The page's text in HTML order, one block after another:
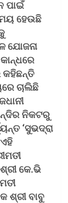
ପାଇଁ
ହେଉଛି
ଯୋଜନା
କହିଛନ୍ତି
ଚାଲିଛି
ନିକଟରୁ
‘ସୁଭଦ୍ରା
କେ.ଭି
ଶ୍ରୀ ବାବୁ